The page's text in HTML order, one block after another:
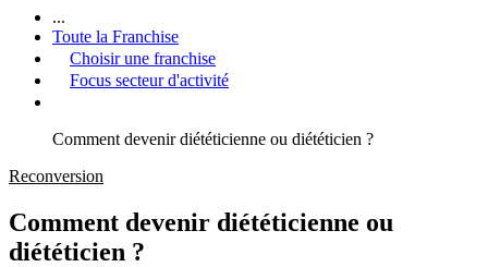
...
Toute la Franchise
Choisir une franchise
Focus secteur d'activité
Comment devenir diététicienne ou diététicien ?
Reconversion
Comment devenir diététicienne ou
diététicien ?